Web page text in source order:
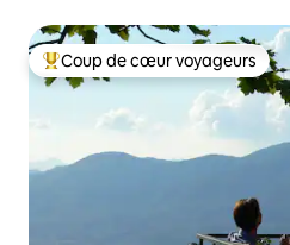
Coups de cœur voyageurs les
Coup de cœur voyageurs